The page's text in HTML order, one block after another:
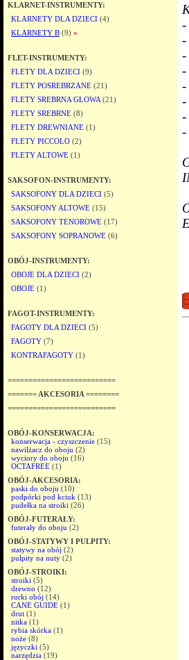
KLARNET-INSTRUMENTY:
KLARNETY DLA DZIECI (4)
KLARNETY B (9) »
FLET-INSTRUMENTY:
FLETY DLA DZIECI (9)
FLETY POSREBRZANE (21)
FLETY SREBRNA GŁOWA (21)
FLETY SREBRNE (8)
FLETY DREWNIANE (1)
FLETY PICCOLO (2)
FLETY ALTOWE (1)
SAKSOFON-INSTRUMENTY:
SAKSOFONY DLA DZIECI (5)
SAKSOFONY ALTOWE (15)
SAKSOFONY TENOROWE (17)
SAKSOFONY SOPRANOWE (6)
OBÓJ-INSTRUMENTY:
OBOJE DLA DZIECI (2)
OBOJE (1)
FAGOT-INSTRUMENTY:
FAGOTY DLA DZIECI (5)
FAGOTY (7)
KONTRAFAGOTY (1)
==========================
======= AKCESORIA ========
==========================
OBÓJ-KONSERWACJA:
konserwacja - czyszczenie (15)
nawilżacz do oboju (2)
wyciory do oboju (16)
OCTAFREE (1)
OBÓJ-AKCESORIA:
paski do oboju (10)
podpórki pod kciuk (13)
pudełka na stroiki (26)
OBÓJ-FUTERAŁY:
futerały do oboju (2)
OBÓJ-STATYWY I PULPITY:
statywy na obój (2)
pulpity na nuty (2)
OBÓJ-STROIKI:
stroiki (5)
drewno (12)
rurki obój (14)
CANE GUIDE (1)
drut (1)
nitka (1)
rybia skórka (1)
noże (8)
języczki (5)
narzędzia (19)
-
-
-
-
-
-
-
-